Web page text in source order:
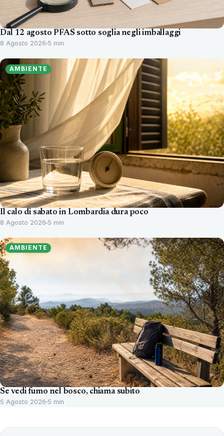
Dal 12 agosto PFAS sotto soglia negli imballaggi
8 Agosto 2026 5 min
AMBIENTE
Il calo di sabato in Lombardia dura poco
8 Agosto 2026 5 min
AMBIENTE
Se vedi fumo nel bosco, chiama subito
5 Agosto 2026 5 min